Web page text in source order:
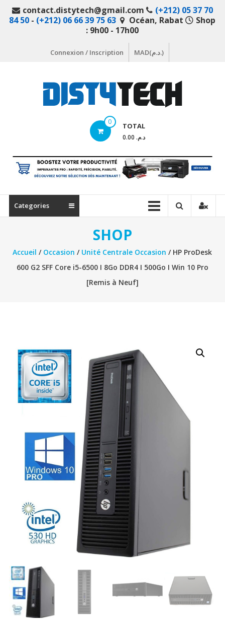
contact.distytech@gmail.com
(+212) 05 37 70
84 50 - (+212) 06 66 39 75 63 Océan, Rabat
Shop
: 9h00 - 17h00
Connexion / Inscription MAD(د.م.)
en
ligne
matériel
informatique
0 TOTAL
د.م. 0.00
Categories
SHOP
Accueil / Occasion / Unité Centrale Occasion / HP ProDesk
600 G2 SFF Core i5-6500 I 8Go DDR4 I 500Go I Win 10 Pro
[Remis à Neuf]